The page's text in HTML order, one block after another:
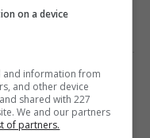
в Україні: у
будинок в
не порушують
бойлер: точні
on a device
and information from
and other device
shared with 227
We and our partners
of partners.